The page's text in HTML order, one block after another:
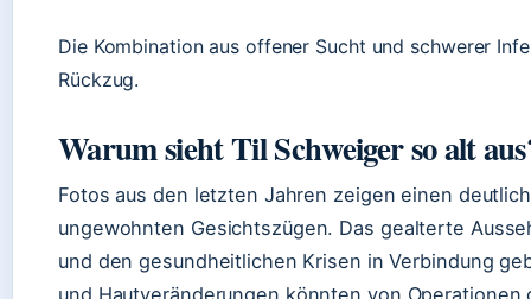
Die Kombination aus offener Sucht und schwerer
Rückzug.
Warum sieht Til Schweiger so alt
Fotos aus den letzten Jahren zeigen einen
ungewohnten Gesichtszügen. Das gealterte
und den gesundheitlichen Krisen in Verbindung
und Hautveränderungen könnten von